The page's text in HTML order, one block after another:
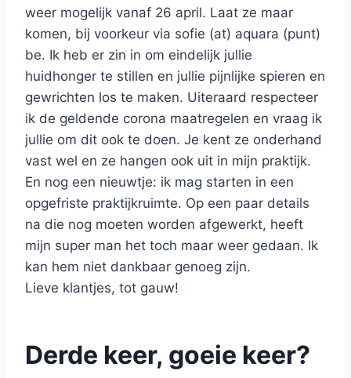
weer mogelijk vanaf 26 april. Laat ze maar
komen, bij voorkeur via sofie (at) aquara (punt)
be. Ik heb er zin in om eindelijk jullie
huidhonger te stillen en jullie pijnlijke spieren en
gewrichten los te maken. Uiteraard respecteer
ik de geldende corona maatregelen en vraag ik
jullie om dit ook te doen. Je kent ze onderhand
vast wel en ze hangen ook uit in mijn praktijk.
En nog een nieuwtje: ik mag starten in een
opgefriste praktijkruimte. Op een paar details
na die nog moeten worden afgewerkt, heeft
mijn super man het toch maar weer gedaan. Ik
kan hem niet dankbaar genoeg zijn.
Lieve klantjes, tot gauw!
Derde keer, goeie keer?